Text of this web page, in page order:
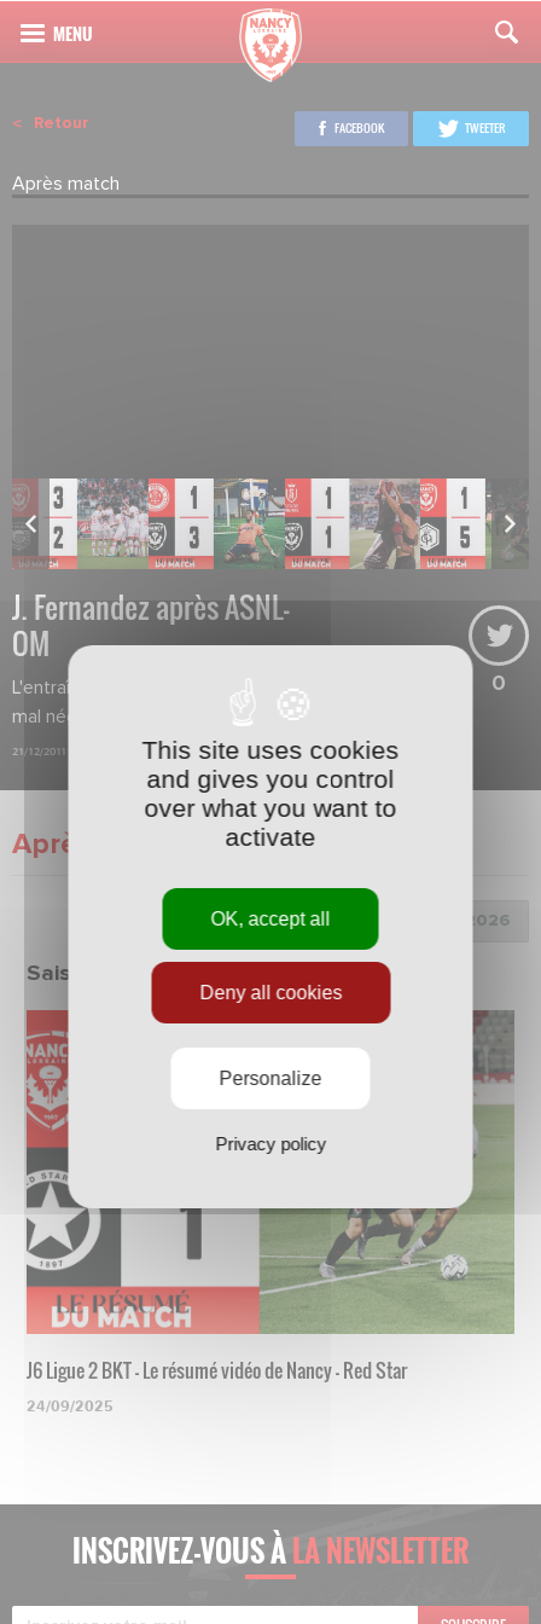
Retour
Après match
FACEBOOK TWEETER
J. Fernandez après ASNL-
OM
L'entraîneur nancéien regrette d'avoir
mal négocié les situations de contre.
21/12/2011
0
Après match
Choix de la saison :
Saison 2025/2026
J6 Ligue 2 BKT - Le résumé vidéo de Nancy - Red Star
24/09/2025
INSCRIVEZ-VOUS ÀLA NEWSLETTER
This site uses cookies
and gives you control
over what you want to
activate
OK, accept all
Deny all cookies
Personalize
Privacy policy